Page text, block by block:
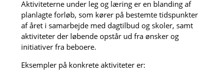
Aktiviteterne under leg og læring er en blanding af
planlagte forløb, som kører på bestemte tidspunkter
af året i samarbejde med dagtilbud og skoler, samt
aktiviteter der løbende opstår ud fra ønsker og
initiativer fra beboere.
Eksempler på konkrete aktiviteter er: